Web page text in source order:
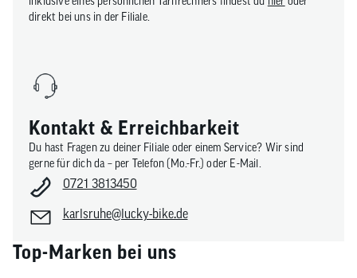
direkt bei uns in der Filiale.
Kontakt & Erreichbarkeit
Du hast Fragen zu deiner Filiale oder einem Service? Wir sind
gerne für dich da – per Telefon (Mo.-Fr.) oder E-Mail.
0721 3813450
karlsruhe@lucky-bike.de
Top-Marken bei uns